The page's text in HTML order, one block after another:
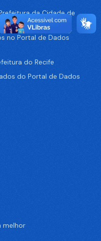
da Cidade de
no Portal de Dados
do Recife
do Portal de Dados
melhor